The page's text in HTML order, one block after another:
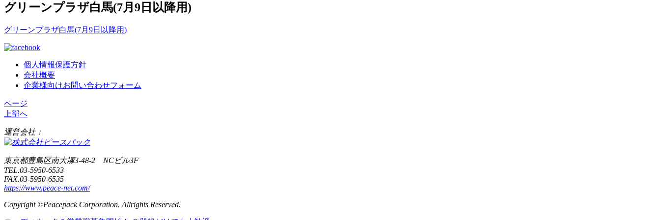
グリーンプラザ白馬(7月9日以降用)
グリーンプラザ白馬(7月9日以降用)
個人情報保護方針
会社概要
企業様向けお問い合わせフォーム
ページ
上部へ
運営会社：
東京都豊島区南大塚3-48-2 NCビル3F
TEL.03-5950-6533
FAX.03-5950-6535
https://www.peace-net.com/
Copyright ©Peacepack Corporation. Allrights Reserved.